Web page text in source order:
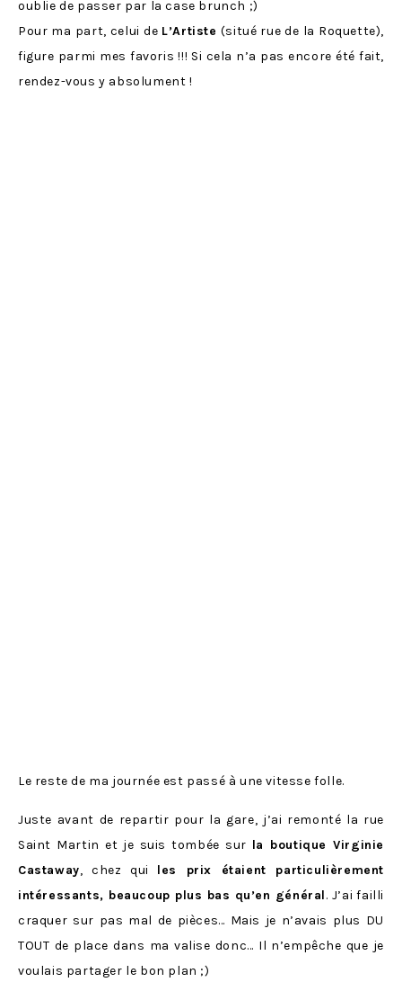
oublie de passer par la case brunch ;)
Pour ma part, celui de L’Artiste (situé rue de la Roquette),
figure parmi mes favoris !!! Si cela n’a pas encore été fait,
rendez-vous y absolument !
Le reste de ma journée est passé à une vitesse folle.
Juste avant de repartir pour la gare, j’ai remonté la rue
Saint Martin et je suis tombée sur la boutique Virginie
Castaway, chez qui les prix étaient particulièrement
intéressants, beaucoup plus bas qu’en général. J’ai failli
craquer sur pas mal de pièces… Mais je n’avais plus DU
TOUT de place dans ma valise donc… Il n’empêche que je
voulais partager le bon plan ;)